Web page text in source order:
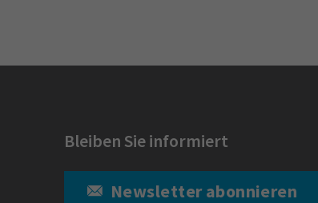
Bleiben Sie informiert
Newsletter abonnieren